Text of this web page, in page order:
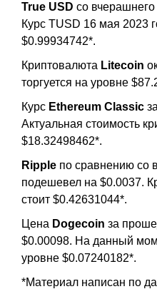
True USD со
Курс TUSD 16 мая 2023
$0.99934742*.
Криптовалюта Litecoin
торгуется на уровне
Курс Ethereum Classic
Актуальная стоимость
$18.32498462*.
Ripple по сравнению со
подешевел на $0.0037.
стоит $0.42631044*.
Цена Dogecoin за
$0.00098. На данный
уровне $0.07240182*.
*Материал написан по